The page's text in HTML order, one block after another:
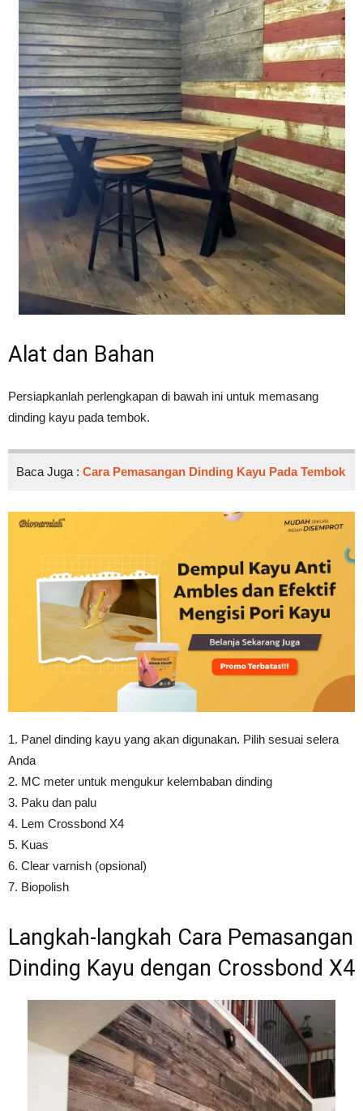
Alat dan Bahan
Persiapkanlah perlengkapan di bawah ini untuk memasang
dinding kayu pada tembok.
Baca Juga : Cara Pemasangan Dinding Kayu Pada Tembok
1. Panel dinding kayu yang akan digunakan. Pilih sesuai selera
Anda
2. MC meter untuk mengukur kelembaban dinding
3. Paku dan palu
4. Lem Crossbond X4
5. Kuas
6. Clear varnish (opsional)
7. Biopolish
Langkah-langkah Cara Pemasangan
Dinding Kayu dengan Crossbond X4